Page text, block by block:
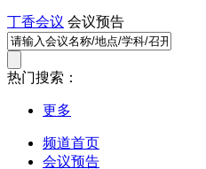
丁香会议 会议预告
热门搜索：
更多
频道首页
会议预告